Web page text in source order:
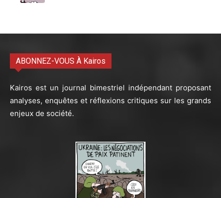
ABONNEZ-VOUS À Kairos
Kairos est un journal bimestriel indépendant proposant
analyses, enquêtes et réflexions critiques sur les grands
enjeux de société.